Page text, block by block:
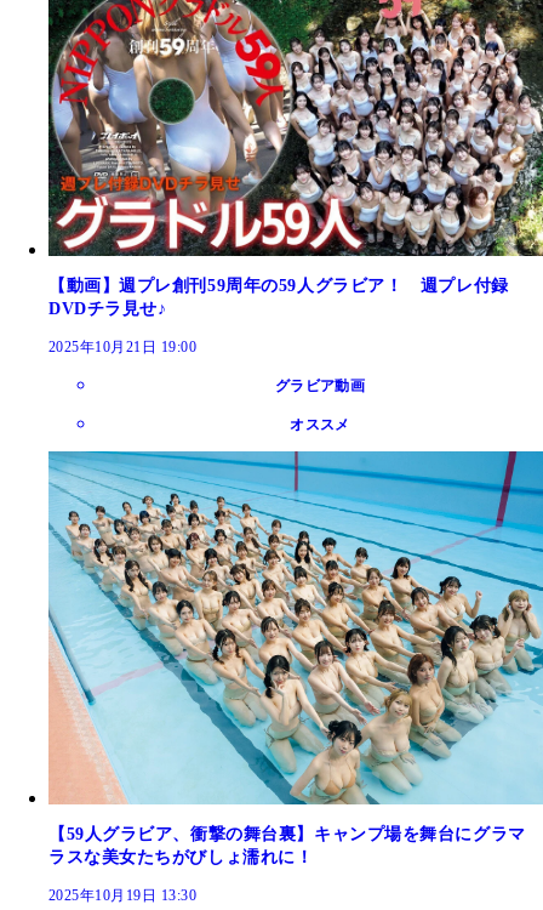
【動画】週プレ創刊59周年の59人グラビア！ 週プレ付録
DVDチラ見せ♪
2025年10月21日 19:00
グラビア動画
オススメ
【59人グラビア、衝撃の舞台裏】キャンプ場を舞台にグラマ
ラスな美女たちがびしょ濡れに！
2025年10月19日 13:30